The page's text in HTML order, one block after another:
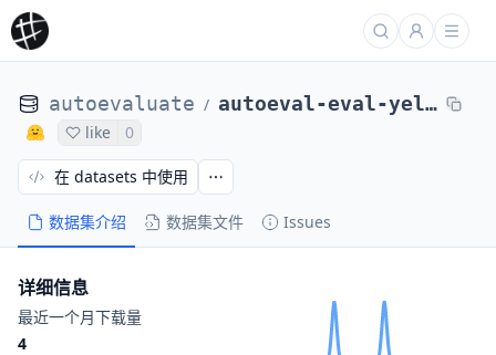
autoevaluate / autoeval-eval-yelp_review_full-yelp_review_full-4aa164-33656145019
like 0
数据集介绍 数据集文件 Issues
在 datasets 中使用
详细信息
最近一个月下载量
4